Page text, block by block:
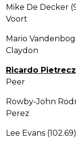
Mike De Decker
Voort
Mario
Claydon
Ricardo
Peer
Rowby-John
Perez
Lee Evans